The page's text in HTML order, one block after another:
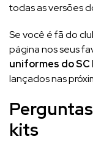
todas as versões
Se você é fã do
página nos seus
uniformes do SC
lançados nas
kits